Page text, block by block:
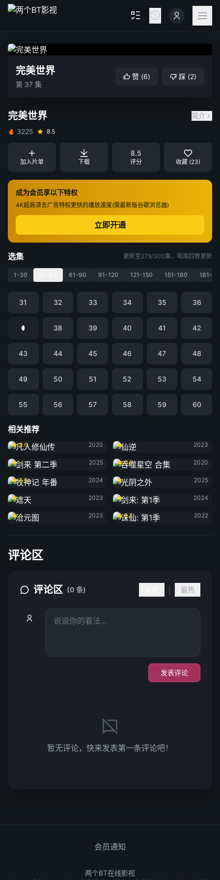
完美世界
第 37 集
赞 (6) 踩 (2)
完美世界
简介
3225
8.5
加入片单 下载
8.5
评分 收藏 (23)
成为会员享以下特权
4K超高清去广告特权更快的播放速度(需最新版谷歌浏览器)
立即开通
选集 更新至279/300集，每周四晚更新
1-30 61-90 91-120 121-150 151-180 181-
31 32 33 34 35 36
38 39 40 41 42
43 44 45 46 47 48
49 50 51 52 53 54
55 56 57 58 59 60
相关推荐
凡人修仙传
9.6
2020
2023
剑来 第二季
2025
吞噬星空 合集
6.8
2020
牧神记 年番
8.8
2024
光阴之外
2025
遮天
2023
剑来: 第1季
2024
沧元图
2023
诛仙: 第1季
8.3
2022
评论区
评论区 (0 条) 最热
发表评论
暂无评论，快来发表第一条评论吧！
会员通知
两个BT在线影视